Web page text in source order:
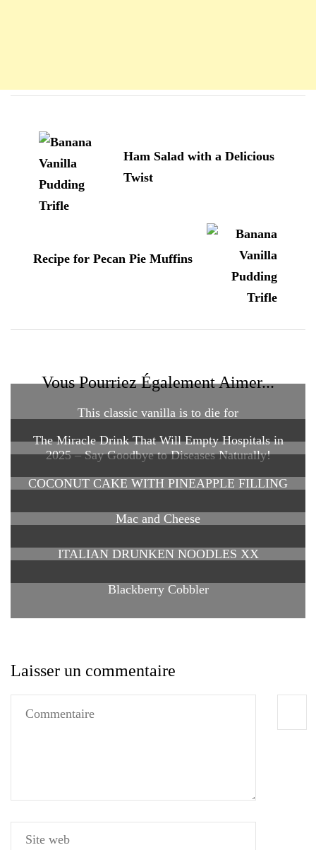
d'article
Ham Salad with a Delicious
Twist
Recipe for Pecan Pie Muffins
Vous Pourriez Également Aimer...
This classic vanilla is to die for
The Miracle Drink That Will Empty Hospitals in
2025 – Say Goodbye to Diseases Naturally!
COCONUT CAKE WITH PINEAPPLE FILLING
Mac and Cheese
ITALIAN DRUNKEN NOODLES XX
Blackberry Cobbler
Laisser un commentaire